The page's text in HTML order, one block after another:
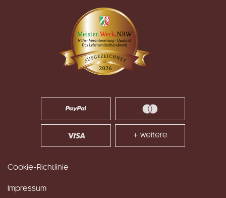
+ weitere
Cookie-Richtlinie
Impressum